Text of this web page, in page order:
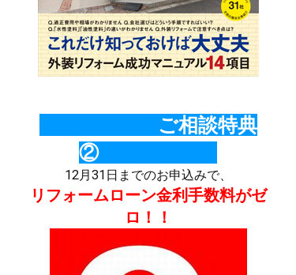
ご相談特典
②
12月31日までのお申込みで、
リフォームローン金利手数料がゼ
ロ！！